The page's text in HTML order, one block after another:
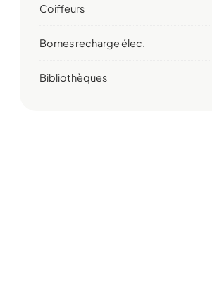
Coiffeurs
Bornes recharge élec.
Bibliothèques